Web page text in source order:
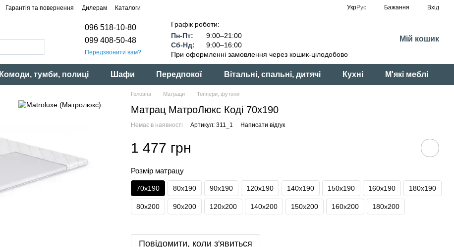
Гарантія та повернення Дилерам Каталоги УкрРус Бажання Вхід
096 518-10-80
099 408-50-48
Передзвонити вам?
Графік роботи:
Пн-Пт:
9:00–21:00
Сб-Нд:
9:00–16:00
При оформленні замовлення через кошик-цілодобово
Мій кошик
Комоди, тумби, полиці Шафи Передпокої Вітальні, спальні, дитячі Кухні М'які меблі
Головна Матраци Топпери, футони
Матрац МатроЛюкс Коді 70х190
Немає в наявності Артикул: 311_1 Написати відгук
1 477 грн
Розмір матрацу
70x190 80x190 90x190 120x190 140x190 150x190 160x190 180x190
80x200 90x200 120x200 140x200 150x200 160x200 180x200
Повідомити, коли з'явиться